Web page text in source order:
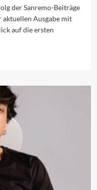
der Sanremo-Beiträge
Ausgabe mit
auf die ersten